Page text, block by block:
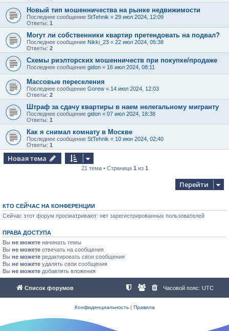
Новый тип мошенничества на рынке недвижимости
Последнее сообщение StTehnik « 29 июл 2024, 12:09
Ответы: 1
Могут ли собственники квартир претендовать на подвал?
Последнее сообщение Nikki_23 « 22 июл 2024, 05:38
Ответы: 2
Схемы риэлторских мошенничеств при покупке/продаже
Последнее сообщение gidon « 16 июл 2024, 08:11
Массовые переселения
Последнее сообщение Gorew « 14 июл 2024, 12:03
Ответы: 2
Штраф за сдачу квартиры в наем нелегальному мигранту
Последнее сообщение gidon « 07 июл 2024, 18:38
Ответы: 1
Как я снимал комнату в Москве
Последнее сообщение StTehnik « 10 июн 2024, 02:40
Ответы: 1
Новая тема
21 тема • Страница 1 из 1
Перейти
КТО СЕЙЧАС НА КОНФЕРЕНЦИИ
Сейчас этот форум просматривают: нет зарегистрированных пользователей
ПРАВА ДОСТУПА
Вы не можете начинать темы
Вы не можете отвечать на сообщения
Вы не можете редактировать свои сообщения
Вы не можете удалять свои сообщения
Вы не можете добавлять вложения
Список форумов Часовой пояс: UTC
Конфиденциальность| Правила